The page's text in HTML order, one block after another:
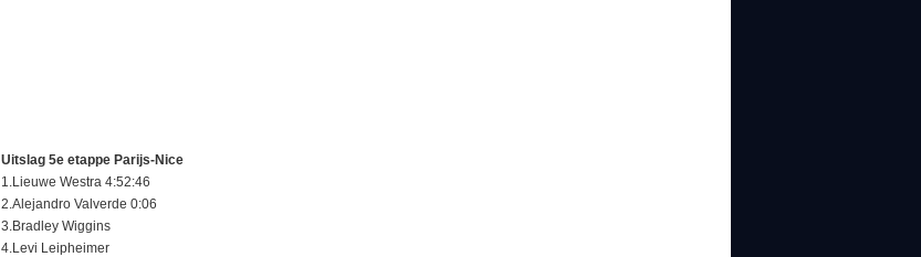
Uitslag 5e etappe Parijs-Nice
1.Lieuwe Westra 4:52:46
2.Alejandro Valverde 0:06
3.Bradley Wiggins
4.Levi Leipheimer